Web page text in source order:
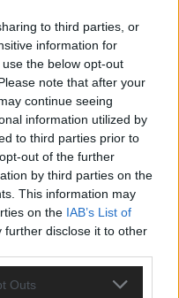
to third parties, or
information for
the below opt-out
note that after your
continue seeing
information utilized by
to third parties prior to
out of the further
by third parties on the
This information may
on the IAB’s List of
further disclose it to other
Outs
erste Halbfinale – der